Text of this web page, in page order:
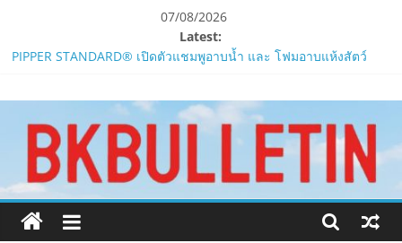
content
07/08/2026
Latest:
PIPPER STANDARD® เปิดตัวแชมพูอาบน้ำ และ โฟมอาบแห้งสัตว์
LORDNINE ครบรอบ 1 ปี! Smilegate เปิด “Helena” เซิร์ฟฯ ใหม่
พร้อมอาวุธเคียวและศึกกิลด์-PvP เดือดครึ่งปีหลัง 2026
Smilegate ฉลองครบรอบ 1 ปี “Lordnine”เปิดตัวเซิร์ฟใหม่ ‘Helena’
บูสต์ EXP กระฉูด 50% พร้อมแจกซัมมอนสูงสุด 1,111 ครั้ง!
ZTE จับมือ AIS อัปเกรด Backbone Networkสำหรับภาครัฐและองค์กร
ธุรกิจ มุ่งเสริมรากฐานเศรษฐกิจดิจิทัลให้แกร่งยิ่งขึ้น
เสนอ
ข่าว
ครบ
ทุก